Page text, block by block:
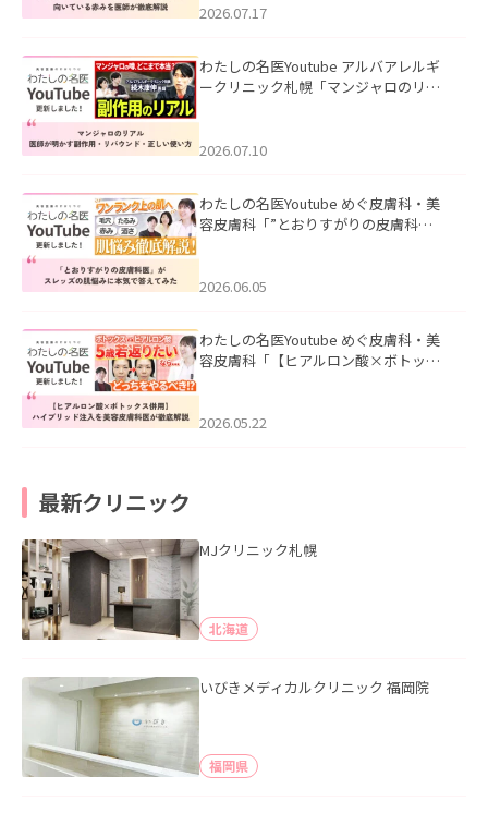
した。
2026.07.17
わたしの名医Youtube アルバアレルギ
ークリニック札幌「マンジャロのリア
た。
2026.07.10
わたしの名医Youtube めぐ皮膚科・美
容皮膚科「”とおりすがりの皮膚科
2026.06.05
わたしの名医Youtube めぐ皮膚科・美
容皮膚科「【ヒアルロン酸×ボトック
た。
2026.05.22
最新クリニック
MJクリニック札幌
北海道
いびきメディカルクリニック 福岡院
福岡県